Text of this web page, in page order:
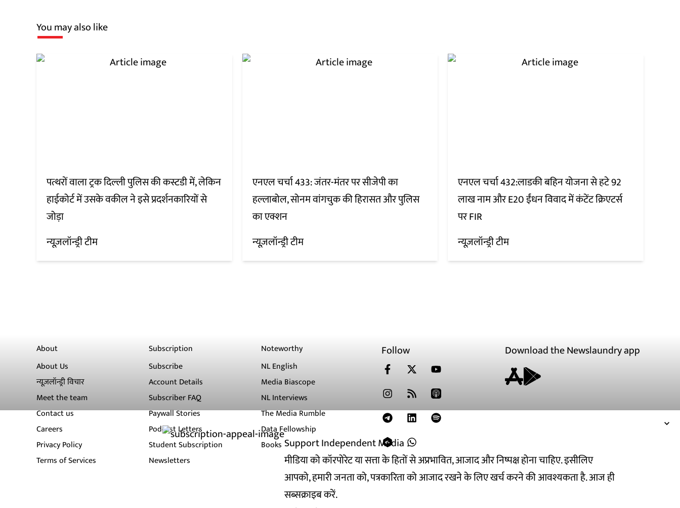
Support Independent Media
मीडिया को कॉरपोरेट या सत्ता के हितों से अप्रभावित, आजाद और निष्पक्ष होना चाहिए. इसीलिए
आपको, हमारी जनता को, पत्रकारिता को आजाद रखने के लिए खर्च करने की आवश्यकता है. आज ही
सब्सक्राइब करें.
You may also like
पत्थरों वाला ट्रक दिल्ली पुलिस की कस्टडी में, लेकिन
हाईकोर्ट में उसके वकील ने इसे प्रदर्शनकारियों से
जोड़ा
न्यूज़लॉन्ड्री टीम
एनएल चर्चा 433: जंतर-मंतर पर सीजेपी का
हल्लाबोल, सोनम वांगचुक की हिरासत और पुलिस
का एक्शन
न्यूज़लॉन्ड्री टीम
एनएल चर्चा 432:लाडकी बहिन योजना से हटे 92
लाख नाम और E20 ईंधन विवाद में कंटेंट क्रिएटर्स
पर FIR
न्यूज़लॉन्ड्री टीम
About
About Us
न्यूज़लॉन्ड्री विचार
Meet the team
Contact us
Careers
Privacy Policy
Terms of Services
Subscription
Subscribe
Account Details
Subscriber FAQ
Paywall Stories
Podcast Letters
Student Subscription
Newsletters
Noteworthy
NL English
Media Biascope
NL Interviews
The Media Rumble
Data Fellowship
Books
Follow Download the Newslaundry app